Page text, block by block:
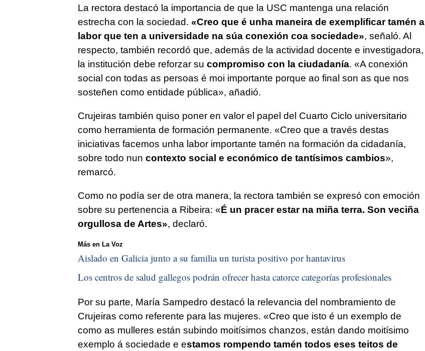
La rectora destacó la importancia de que la USC mantenga una relación
estrecha con la sociedad. «Creo que é unha maneira de exemplificar tamén a
labor que ten a universidade na súa conexión coa sociedade», señaló. Al
respecto, también recordó que, además de la actividad docente e investigadora,
la institución debe reforzar su compromiso con la ciudadanía. «A conexión
social con todas as persoas é moi importante porque ao final son as que nos
sosteñen como entidade pública», añadió.
Crujeiras también quiso poner en valor el papel del Cuarto Ciclo universitario
como herramienta de formación permanente. «Creo que a través destas
iniciativas facemos unha labor importante tamén na formación da cidadanía,
sobre todo nun contexto social e económico de tantísimos cambios»,
remarcó.
Como no podía ser de otra manera, la rectora también se expresó con emoción
sobre su pertenencia a Ribeira: «É un pracer estar na miña terra. Son veciña
orgullosa de Artes», declaró.
Más en La Voz
Aislado en Galicia junto a su familia un turista positivo por hantavirus
Los centros de salud gallegos podrán ofrecer hasta catorce categorías profesionales
Por su parte, María Sampedro destacó la relevancia del nombramiento de
Crujeiras como referente para las mujeres. «Creo que isto é un exemplo de
como as mulleres están subindo moitísimos chanzos, están dando moitísimo
exemplo á sociedade e estamos rompendo tamén todos eses teitos de